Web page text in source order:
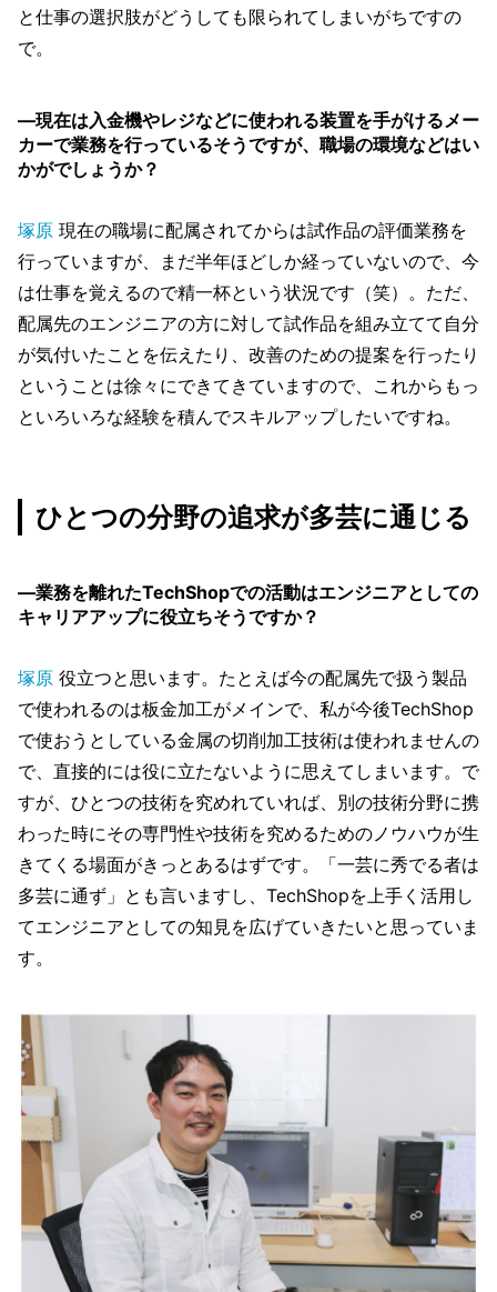
と仕事の選択肢がどうしても限られてしまいがちですの
で。
―現在は入金機やレジなどに使われる装置を手がけるメー
カーで業務を行っているそうですが、職場の環境などはい
かがでしょうか？
塚原 現在の職場に配属されてからは試作品の評価業務を
行っていますが、まだ半年ほどしか経っていないので、今
は仕事を覚えるので精一杯という状況です（笑）。ただ、
配属先のエンジニアの方に対して試作品を組み立てて自分
が気付いたことを伝えたり、改善のための提案を行ったり
ということは徐々にできてきていますので、これからもっ
といろいろな経験を積んでスキルアップしたいですね。
ひとつの分野の追求が多芸に通じる
―業務を離れたTechShopでの活動はエンジニアとしての
キャリアアップに役立ちそうですか？
塚原 役立つと思います。たとえば今の配属先で扱う製品
で使われるのは板金加工がメインで、私が今後TechShop
で使おうとしている金属の切削加工技術は使われませんの
で、直接的には役に立たないように思えてしまいます。で
すが、ひとつの技術を究めれていれば、別の技術分野に携
わった時にその専門性や技術を究めるためのノウハウが生
きてくる場面がきっとあるはずです。「一芸に秀でる者は
多芸に通ず」とも言いますし、TechShopを上手く活用し
てエンジニアとしての知見を広げていきたいと思っていま
す。